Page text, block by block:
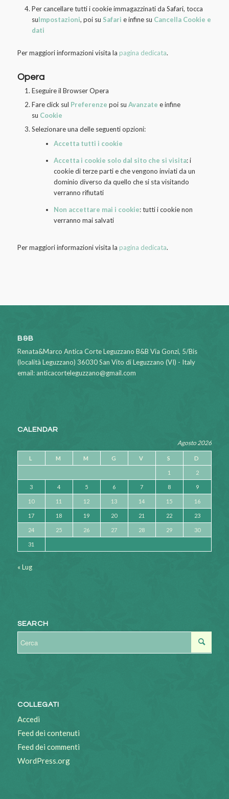
Per cancellare tutti i cookie immagazzinati da Safari, tocca
suImpostazioni, poi su Safari e infine su Cancella Cookie e
dati
Per maggiori informazioni visita la pagina dedicata.
Opera
Eseguire il Browser Opera
Fare click sul Preferenze poi su Avanzate e infine
su Cookie
Selezionare una delle seguenti opzioni:
Accetta tutti i cookie
Accetta i cookie solo dal sito che si visita: i
cookie di terze parti e che vengono inviati da un
dominio diverso da quello che si sta visitando
verranno rifiutati
Non accettare mai i cookie: tutti i cookie non
verranno mai salvati
Per maggiori informazioni visita la pagina dedicata.
B&B
Renata&Marco Antica Corte Leguzzano B&B Via Gonzi, 5/Bis
(località Leguzzano) 36030 San Vito di Leguzzano (VI) - Italy
email: anticacorteleguzzano@gmail.com
CALENDAR
Agosto 2026
L M M G V S D
1 2
3 4 5 6 7 8 9
10 11 12 13 14 15 16
17 18 19 20 21 22 23
24 25 26 27 28 29 30
31
« Lug
SEARCH
COLLEGATI
Accedi
Feed dei contenuti
Feed dei commenti
WordPress.org